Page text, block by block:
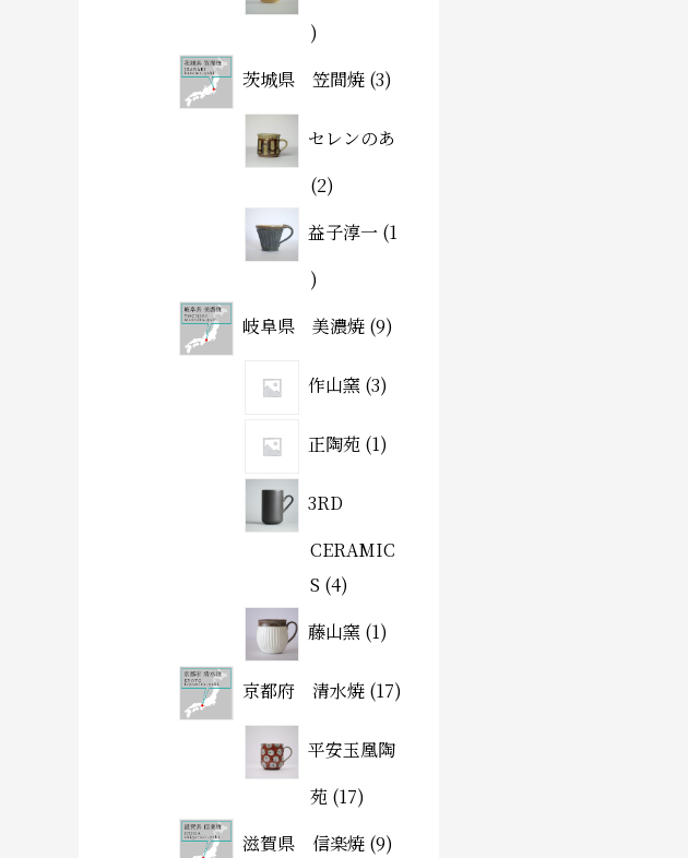
茨城県 笠間焼 3
セレンのあ
2
益子淳一 1
岐阜県 美濃焼 9
作山窯 3
正陶苑 1
3RD
CERAMIC
S 4
藤山窯 1
京都府 清水焼 17
平安玉凰陶
苑 17
滋賀県 信楽焼 9